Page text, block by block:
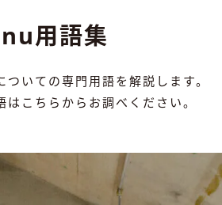
nu用語集
ついての専門用語を解説します。
はこちらからお調べください。